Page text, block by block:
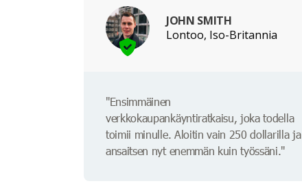
JOHN SMITH
Lontoo, Iso-Britannia
"Ensimmäinen
verkkokaupankäyntiratkaisu, joka todella
toimii minulle. Aloitin vain 250 dollarilla ja
ansaitsen nyt enemmän kuin työssäni."